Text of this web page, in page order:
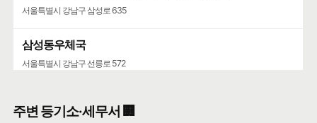
서울특별시 강남구 삼성로 635
삼성동우체국
서울특별시 강남구 선릉로 572
서울특별시 강남구 도산대로 507
주변 등기소·세무서 🏢